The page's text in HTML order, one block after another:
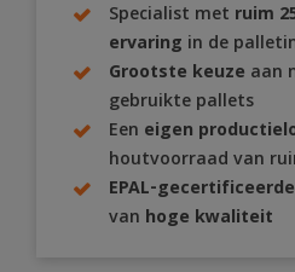
Specialist met ruim
ervaring in de
Grootste keuze aan
gebruikte pallets
Een eigen
houtvoorraad van
EPAL-gecertificeerde
van hoge kwaliteit